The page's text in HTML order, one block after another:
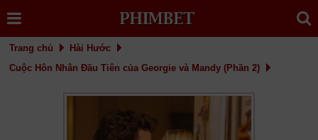
Trang chủ
Hài Hước
Cuộc Hôn Nhân Đầu Tiên của Georgie và Mandy (Phần 2)